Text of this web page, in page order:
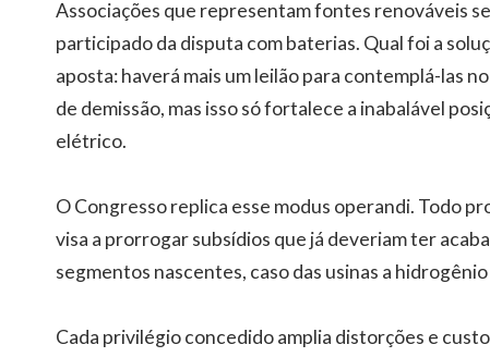
Associações que representam fontes renováveis
participado da disputa com baterias. Qual foi a
aposta: haverá mais um leilão para contemplá-las
de demissão, mas isso só fortalece a inabalável
elétrico.
O Congresso replica esse modus operandi. Todo
visa a prorrogar subsídios que já deveriam ter
segmentos nascentes, caso das usinas a
Cada privilégio concedido amplia distorções e